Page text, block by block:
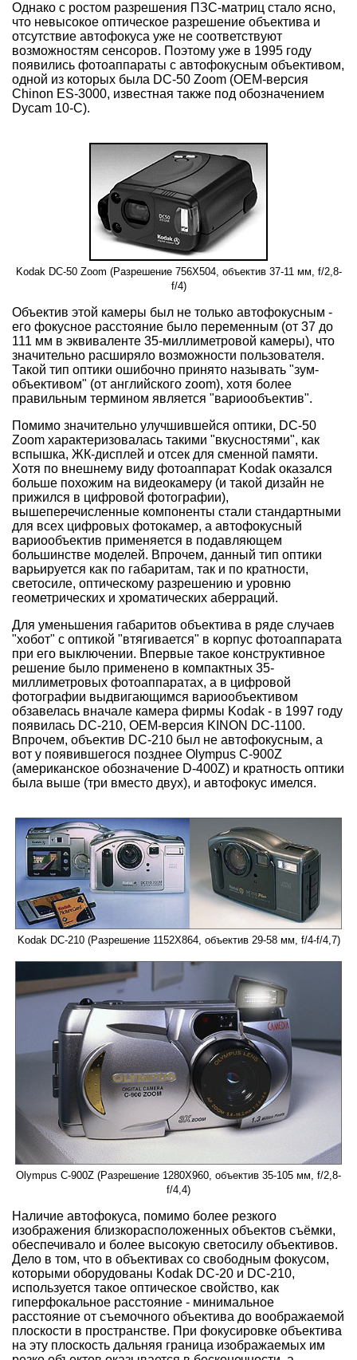
Однако с ростом разрешения ПЗС-матриц стало ясно,
что невысокое оптическое разрешение объектива и
отсутствие автофокуса уже не соответствуют
возможностям сенсоров. Поэтому уже в 1995 году
появились фотоаппараты с автофокусным объективом,
одной из которых была DC-50 Zoom (OEM-версия
Chinon ES-3000, известная также под обозначением
Dycam 10-C).
Kodak DC-50 Zoom (Разрешение 756X504, объектив 37-11 мм, f/2,8-
f/4)
Объектив этой камеры был не только автофокусным -
его фокусное расстояние было переменным (от 37 до
111 мм в эквиваленте 35-миллиметровой камеры), что
значительно расширяло возможности пользователя.
Такой тип оптики ошибочно принято называть "зум-
объективом" (от английского zoom), хотя более
правильным термином является "вариообъектив".
Помимо значительно улучшившейся оптики, DC-50
Zoom характеризовалась такими "вкусностями", как
вспышка, ЖК-дисплей и отсек для сменной памяти.
Хотя по внешнему виду фотоаппарат Kodak оказался
больше похожим на видеокамеру (и такой дизайн не
прижился в цифровой фотографии),
вышеперечисленные компоненты стали стандартными
для всех цифровых фотокамер, а автофокусный
вариообъектив применяется в подавляющем
большинстве моделей. Впрочем, данный тип оптики
варьируется как по габаритам, так и по кратности,
светосиле, оптическому разрешению и уровню
геометрических и хроматических аберраций.
Для уменьшения габаритов объектива в ряде случаев
"хобот" с оптикой "втягивается" в корпус фотоаппарата
при его выключении. Впервые такое конструктивное
решение было применено в компактных 35-
миллиметровых фотоаппаратах, а в цифровой
фотографии выдвигающимся вариообъективом
обзавелась вначале камера фирмы Kodak - в 1997 году
появилась DC-210, OEM-версия KINON DC-1100.
Впрочем, объектив DC-210 был не автофокусным, а
вот у появившегося позднее Olympus C-900Z
(американское обозначение D-400Z) и кратность оптики
была выше (три вместо двух), и автофокус имелся.
Kodak DC-210 (Разрешение 1152X864, объектив 29-58 мм, f/4-f/4,7)
Olympus C-900Z (Разрешение 1280X960, объектив 35-105 мм, f/2,8-
f/4,4)
Наличие автофокуса, помимо более резкого
изображения близкорасположенных объектов съёмки,
обеспечивало и более высокую светосилу объективов.
Дело в том, что в объективах со свободным фокусом,
которыми оборудованы Kodak DC-20 и DC-210,
используется такое оптическое свойство, как
гиперфокальное расстояние - минимальное
расстояние от съемочного объектива до воображаемой
плоскости в пространстве. При фокусировке объектива
на эту плоскость дальняя граница изображаемых им